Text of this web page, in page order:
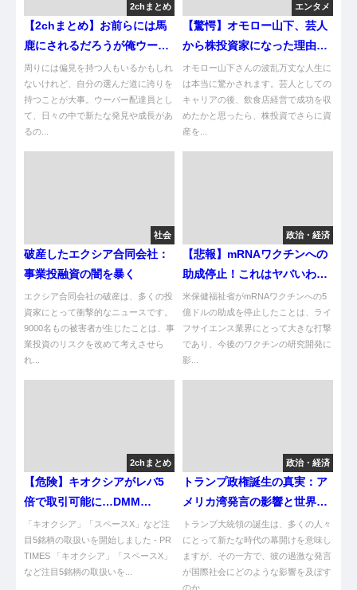
2chまとめ
【2chまとめ】お前らには馬
鹿にされるだろうが俺ウーバ
ー配達員が天職かもしれん
周りには偏見を持つ人もいるかもしれ
ないけれど、自分の選んだ道に誇りを
持つことが大事。ウーバー配達員とし
て、日々の中で新たな発見や成長があ
るの...
エンタメ
【驚愕】オモロー山下、芸人
から株投資家になった理由
は？
オモロー山下さんの波乱万丈な人生に
は本当に驚かされます。芸人としての
キャリアの後、飲食店経営で成功を収
めたかと思ったら、株投資でさらに資
産を...
社会
破産したエクシア合同会社：
事業投融資の闇を暴く
エクシア合同会社の破産は、多くの投
資家にとって衝撃的なニュースです。
9000名もの被害者が生じたことは、事
業投資のリスクを改めて考えさせら
れ...
政治・経済
【悲報】mRNAワクチンへの
助成停止！これはヤバいわ…
米保健福祉省がmRNAワクチンへの5
億ドルの助成を停止したことは、ライ
フサイエンス業界にとって大きな打撃
であり、今後のワクチンの研究開発に
影...
2chまとめ
【危険】キオクシアがレバ5
倍で取引可能に…DMM
TOSSYが本気出してきたのだ
「キオクシア」「スペースX」など注
目5銘柄の取扱いを開始しました - PR
TIMES 「キオクシア」「スペースX」
など注目5銘柄の取扱いを...
政治・経済
トランプ政権誕生の真実：ア
メリカ湾発言の影響と世界の
反応
トランプ大統領の誕生は、多くの人々
にとって新たな時代の幕開けを意味し
ますが、その一方で、彼の過激な発言
が国際社会にどのような影響を及ぼす
のか...